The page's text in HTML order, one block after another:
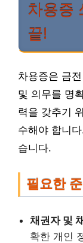
차용증
끝!
차용증은 금
및 의무를 명
력을 갖추기
수해야 합니
습니다.
필요한 준
채권자 및
확한 개인